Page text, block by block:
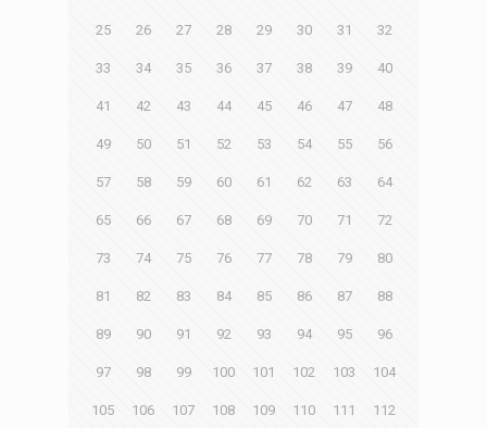
25 26 27 28 29 30 31 32
33 34 35 36 37 38 39 40
41 42 43 44 45 46 47 48
49 50 51 52 53 54 55 56
57 58 59 60 61 62 63 64
65 66 67 68 69 70 71 72
73 74 75 76 77 78 79 80
81 82 83 84 85 86 87 88
89 90 91 92 93 94 95 96
97 98 99 100 101 102 103 104
105 106 107 108 109 110 111 112